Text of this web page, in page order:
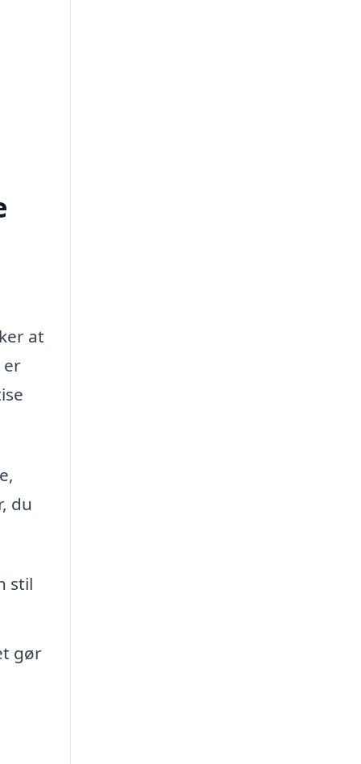
at
er
du
stil
gør